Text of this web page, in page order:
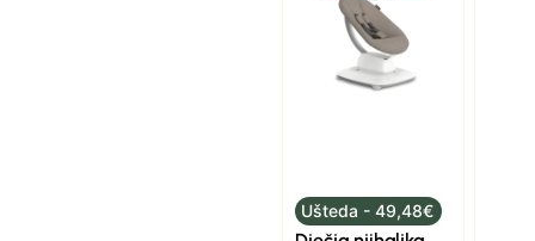
Ušteda - 49,48€